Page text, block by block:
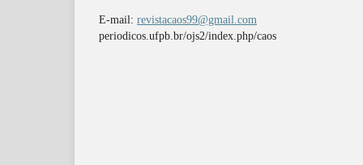
E-mail: revistacaos99@gmail.com
periodicos.ufpb.br/ojs2/index.php/caos